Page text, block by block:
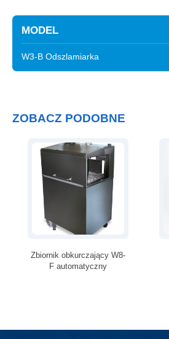
MODEL
W3-B Odszlamiarka
ZOBACZ PODOBNE
Zbiornik obkurczający W8-
F automatyczny